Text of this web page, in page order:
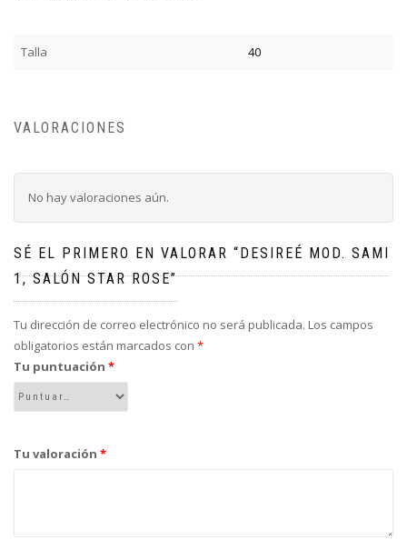
Talla 40
VALORACIONES
No hay valoraciones aún.
SÉ EL PRIMERO EN VALORAR “DESIREÉ MOD. SAMI
1, SALÓN STAR ROSE”
Tu dirección de correo electrónico no será publicada. Los campos
obligatorios están marcados con *
Tu puntuación *
Tu valoración *